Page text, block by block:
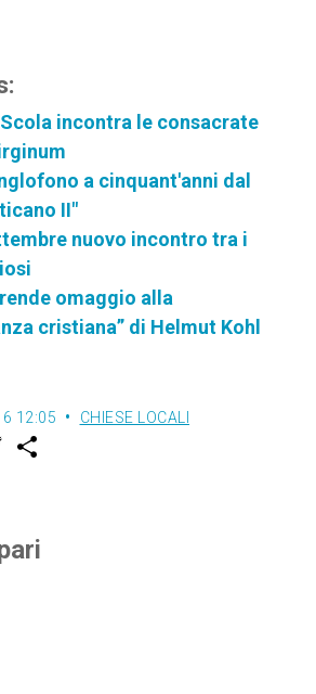
incontra le consacrate
a cinquant'anni dal
II"
nuovo incontro tra i
omaggio alla
cristiana” di Helmut Kohl
12:05 CHIESE LOCALI
w
r